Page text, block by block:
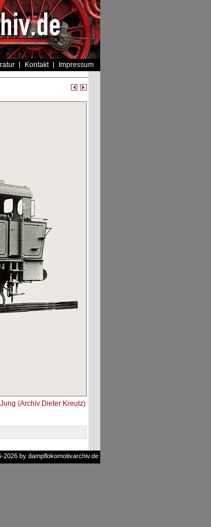
Kontakt Impressum
(Archiv Dieter Kreutz)
2026 by dampflokomotivarchiv.de